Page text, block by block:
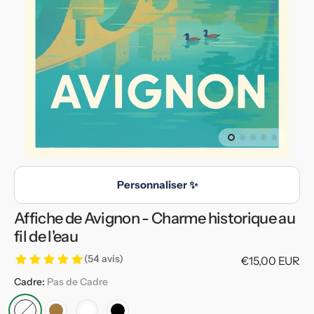
en
vedette
dans
la
vue
de
galerie
Personnaliser ✨
Affiche de Avignon - Charme historique au
fil de l'eau
(54 avis)
Prix
€15,00 EUR
Cadre: Pas de Cadre